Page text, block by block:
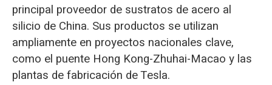
principal proveedor de sustratos de acero al
silicio de China. Sus productos se utilizan
ampliamente en proyectos nacionales clave,
como el puente Hong Kong-Zhuhai-Macao y las
plantas de fabricación de Tesla.